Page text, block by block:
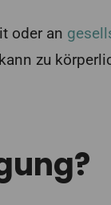
oder an
zu